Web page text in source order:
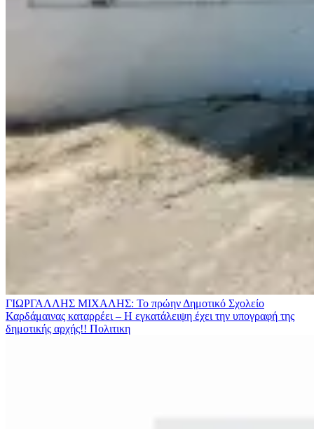
ΓΙΩΡΓΑΛΛΗΣ ΜΙΧΑΛΗΣ: Το πρώην Δημοτικό Σχολείο
Καρδάμαινας καταρρέει – Η εγκατάλειψη έχει την υπογραφή της
δημοτικής αρχής!! Πολιτικη